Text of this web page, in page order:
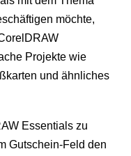
möchte,
Projekte wie
und ähnliches
Essentials zu
Gutschein-Feld den